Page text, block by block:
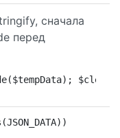
сначала
перед